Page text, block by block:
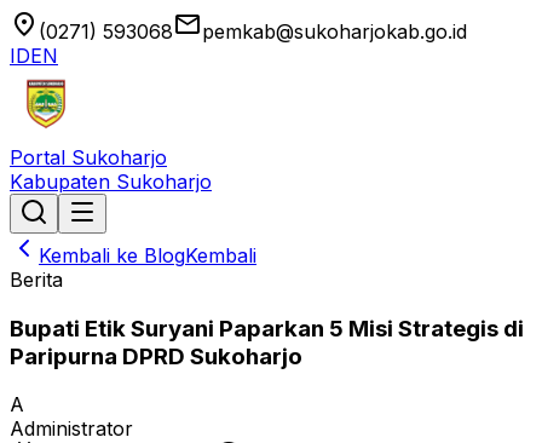
location_on (0271) 593068emailpemkab@sukoharjokab.go.id
IDEN
Portal Sukoharjo
Kabupaten Sukoharjo
Kembali ke BlogKembali
Berita
Bupati Etik Suryani Paparkan 5 Misi Strategis di
Paripurna DPRD Sukoharjo
A
Administrator